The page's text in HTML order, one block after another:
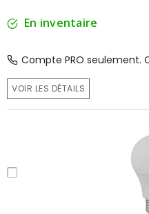
En inventaire
Compte PRO seulement.
VOIR LES DÉTAILS